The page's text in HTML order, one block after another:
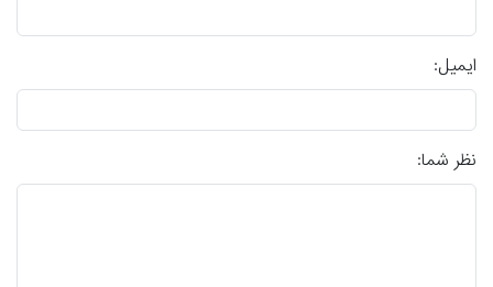
ایمیل:
نظر شما: